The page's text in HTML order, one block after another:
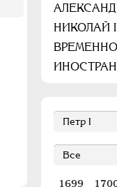
НИКОЛАЙ
1699